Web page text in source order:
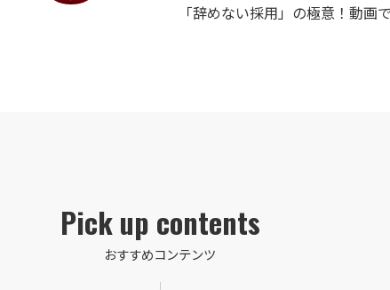
Pick up contents
おすすめコンテンツ